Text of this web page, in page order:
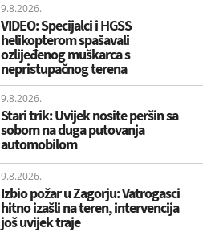
9.8.2026.
VIDEO: Specijalci i HGSS
helikopterom spašavali
ozlijeđenog muškarca s
nepristupačnog terena
9.8.2026.
Stari trik: Uvijek nosite peršin sa
sobom na duga putovanja
automobilom
9.8.2026.
Izbio požar u Zagorju: Vatrogasci
hitno izašli na teren, intervencija
još uvijek traje